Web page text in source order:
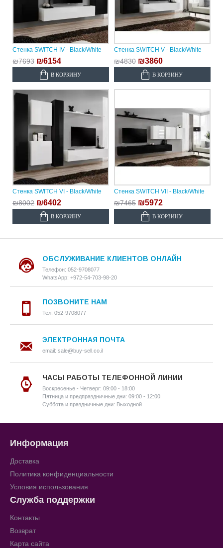
Стенка SWITCH IV - Black/White
₪7693 ₪6154
В КОРЗИНУ
Стенка SWITCH V - Black/White
₪4830 ₪3860
В КОРЗИНУ
Стенка SWITCH VI - Black/White
₪8002 ₪6402
В КОРЗИНУ
Стенка SWITCH VII - Black/White
₪7465 ₪5972
В КОРЗИНУ
ОБСЛУЖИВАНИЕ КЛИЕНТОВ ОНЛАЙН
Телефон: 052-9708077
WhatsApp: +972-54-703-98-20
ПОЗВОНИТЕ НАМ
Тел: 052-9708077
ЭЛЕКТРОННАЯ ПОЧТА
email: sale@buy-sell.co.il
ЧАСЫ РАБОТЫ ТЕЛЕФОННОЙ ЛИНИИ
Воскресенье - Четверг: 09:00 - 18:00
Пятница и предпраздничные дни: 09:00 - 12:00
Суббота и праздничные дни: Выходной
Информация
Доставка
Политика конфиденциальности
Условия использования
Служба поддержки
Контакты
Возврат
Карта сайта